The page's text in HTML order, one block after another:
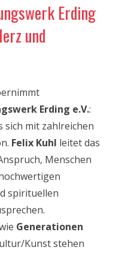
Erding
und
Erding e.V.:
sich mit zahlreichen
Felix Kuhl leitet das
Menschen
spirituellen
Generationen
Kunst stehen